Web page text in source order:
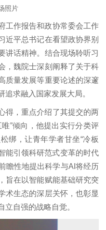
照片
工作报告和政协常委会工作
近平总书记在看望政协界别
讲话精神。结合现场聆听习
，魏院士深刻阐释了关于科
质量发展等重要论述的深邃
求融入国家发展大局。
得，重点介绍了其提交的两
”倾向，他提出实行分类评
绑，让青年学者甘坐“冷板
能引领科研范式变革的时代
瞻性地提出科学与AI将经历
旨在以智能赋能基础研究突
术生态的深层关怀，也彰显
立自强的战略自觉。